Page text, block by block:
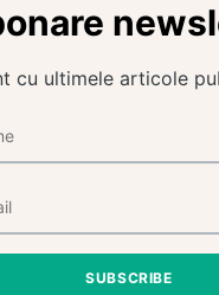
cu ultimele articole
SUBSCRIBE